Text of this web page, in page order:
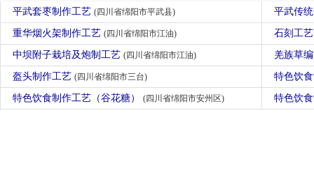
平武套枣制作工艺 (四川省绵阳市平武县) 平武传
重华烟火架制作工艺 (四川省绵阳市江油) 石刻工
中坝附子栽培及炮制工艺 (四川省绵阳市江油) 羌族草
盔头制作工艺 (四川省绵阳市三台) 特色饮
特色饮食制作工艺（谷花糖） (四川省绵阳市安州区) 特色饮